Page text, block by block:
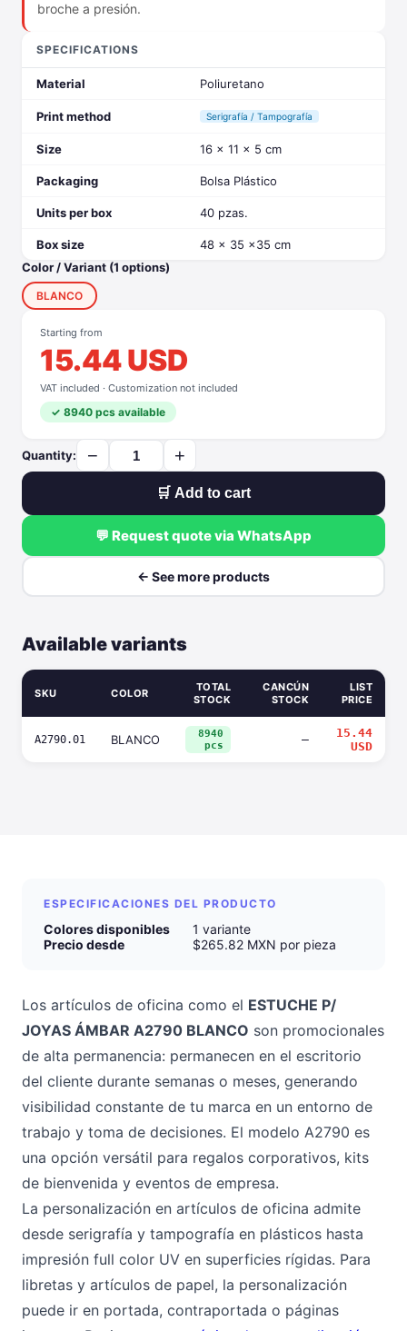
broche a presión.
SPECIFICATIONS
Material Poliuretano
Print method Serigrafía / Tampografía
Size 16 x 11 x 5 cm
Packaging Bolsa Plástico
Units per box 40 pzas.
Box size
48 x 35 x35 cm
Color / Variant (1 options)
BLANCO
Starting from
15.44 USD
VAT included · Customization not included
✓ 8940 pcs available
Quantity: − +
🛒 Add to cart
💬 Request quote via WhatsApp
← See more products
Available variants
SKU COLOR
TOTAL
STOCK
CANCÚN
STOCK
LIST
PRICE
A2790.01 BLANCO
8940
pcs
—
15.44
USD
ESPECIFICACIONES DEL PRODUCTO
Colores disponibles
1 variante
Precio desde
$265.82 MXN por pieza
Los artículos de oficina como el ESTUCHE P/
JOYAS ÁMBAR A2790 BLANCO son promocionales
de alta permanencia: permanecen en el escritorio
del cliente durante semanas o meses, generando
visibilidad constante de tu marca en un entorno de
trabajo y toma de decisiones. El modelo A2790 es
una opción versátil para regalos corporativos, kits
de bienvenida y eventos de empresa.
La personalización en artículos de oficina admite
desde serigrafía y tampografía en plásticos hasta
impresión full color UV en superficies rígidas. Para
libretas y artículos de papel, la personalización
puede ir en portada, contraportada o páginas